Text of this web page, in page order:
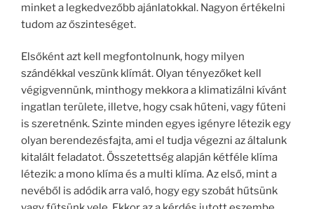
minket a legkedvezőbb ajánlatokkal. Nagyon értékelni
tudom az őszinteséget.
Elsőként azt kell megfontolnunk, hogy milyen
szándékkal veszünk klímát. Olyan tényezőket kell
végigvennünk, minthogy mekkora a klimatizálni kívánt
ingatlan területe, illetve, hogy csak hűteni, vagy fűteni
is szeretnénk. Szinte minden egyes igényre létezik egy
olyan berendezésfajta, ami el tudja végezni az általunk
kitalált feladatot. Összetettség alapján kétféle klíma
létezik: a mono klíma és a multi klíma. Az első, mint a
nevéből is adódik arra való, hogy egy szobát hűtsünk